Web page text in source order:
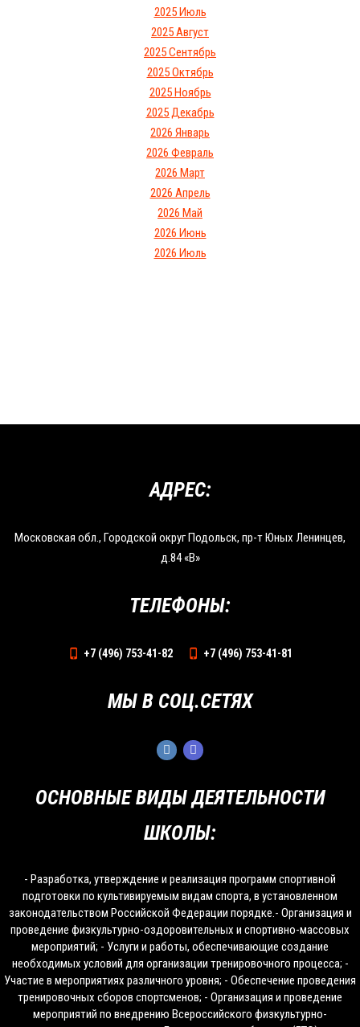
2025 Июль
2025 Август
2025 Сентябрь
2025 Октябрь
2025 Ноябрь
2025 Декабрь
2026 Январь
2026 Февраль
2026 Март
2026 Апрель
2026 Май
2026 Июнь
2026 Июль
ОСНОВНЫЕ ВИДЫ ДЕЯТЕЛЬНОСТИ
ШКОЛЫ:
- Разработка, утверждение и реализация программ спортивной
подготовки по культивируемым видам спорта, в установленном
законодательством Российской Федерации порядке.- Организация и
проведение физкультурно-оздоровительных и спортивно-массовых
мероприятий; - Услуги и работы, обеспечивающие создание
необходимых условий для организации тренировочного процесса; -
Участие в мероприятиях различного уровня; - Обеспечение проведения
тренировочных сборов спортсменов; - Организация и проведение
мероприятий по внедрению Всероссийского физкультурно-
АДРЕС:
Московская обл., Городской округ Подольск, пр-т Юных Ленинцев,
д.84 «В»
ТЕЛЕФОНЫ:
+7 (496) 753-41-82 +7 (496) 753-41-81
МЫ В СОЦ.СЕТЯХ